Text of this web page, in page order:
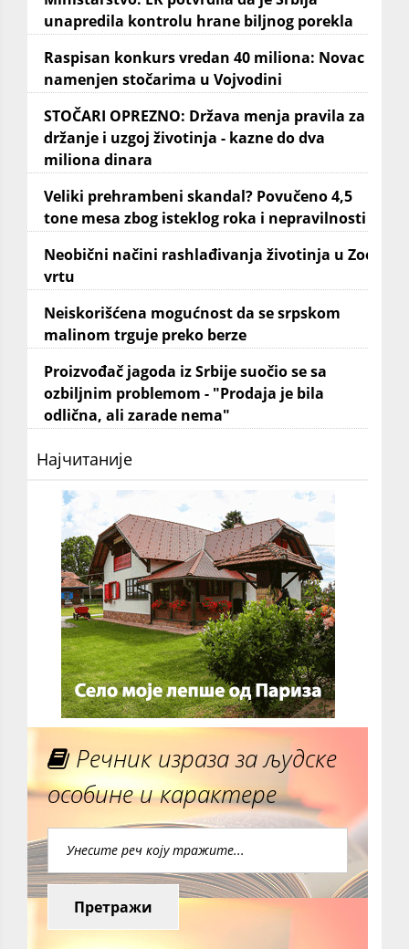
unapredila kontrolu hrane biljnog porekla
Raspisan konkurs vredan 40 miliona: Novac
namenjen stočarima u Vojvodini
STOČARI OPREZNO: Država menja pravila za
držanje i uzgoj životinja - kazne do dva
miliona dinara
Veliki prehrambeni skandal? Povučeno 4,5
tone mesa zbog isteklog roka i nepravilnosti
Neobični načini rashlađivanja životinja u Zoo
vrtu
Neiskorišćena mogućnost da se srpskom
malinom trguje preko berze
Proizvođač jagoda iz Srbije suočio se sa
ozbiljnim problemom - "Prodaja je bila
odlična, ali zarade nema"
Најчитаније
Речник израза за људске
особине и карактере
Претражи